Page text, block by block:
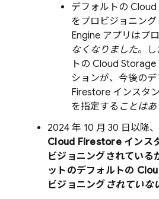
デフォルトの Cloud
をプロビジョニング
Engine アプリはプ
なくなりました。
トの Cloud Storage
ションが、今後の
Firestore インスタ
を指定する ことは
2024 年 10 月 30 日以降、
Cloud Firestoreインス
ビジョニングされてい
ットのデフォルトの
ビジョニング されていな